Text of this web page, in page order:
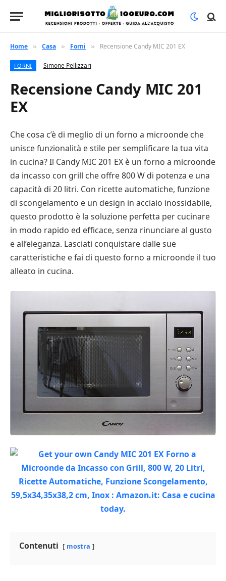
Home » Casa » Forni » Recensione Candy MIC 201 EX
FORNI Simone Pellizzari
Recensione Candy MIC 201
EX
Che cosa c’è di meglio di un forno a microonde che
unisce funzionalità e stile per semplificare la tua vita
in cucina? Il Candy MIC 201 EX è un forno a microonde
da incasso con grill che offre 800 W di potenza e una
capacità di 20 litri. Con ricette automatiche, funzione
di scongelamento e un design in acciaio inossidabile,
questo prodotto è la soluzione perfetta per cucinare
in modo rapido ed efficace, senza rinunciare al gusto
e all’eleganza. Lasciati conquistare dalle sue
caratteristiche e fai di questo forno a microonde il tuo
alleato in cucina.
Contenuti mostra